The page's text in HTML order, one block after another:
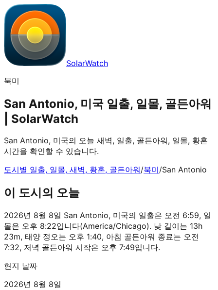
SolarWatch
북미
San Antonio, 미국 일출, 일몰, 골든아워
| SolarWatch
San Antonio, 미국의 오늘 새벽, 일출, 골든아워, 일몰, 황혼
시간을 확인할 수 있습니다.
도시별 일출, 일몰, 새벽, 황혼, 골든아워/북미/San Antonio
이 도시의 오늘
2026년 8월 8일 San Antonio, 미국의 일출은 오전 6:59, 일
몰은 오후 8:22입니다(America/Chicago). 낮 길이는 13h
23m, 태양 정오는 오후 1:40, 아침 골든아워 종료는 오전
7:32, 저녁 골든아워 시작은 오후 7:49입니다.
현지 날짜
2026년 8월 8일